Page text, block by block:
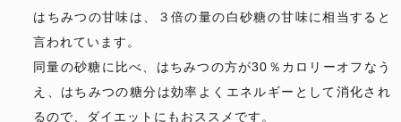
はちみつの甘味は、３倍の量の白砂糖の甘味に相当すると
言われています。
同量の砂糖に比べ、はちみつの方が30％カロリーオフなう
え、はちみつの糖分は効率よくエネルギーとして消化され
るので、ダイエットにもおススメです。